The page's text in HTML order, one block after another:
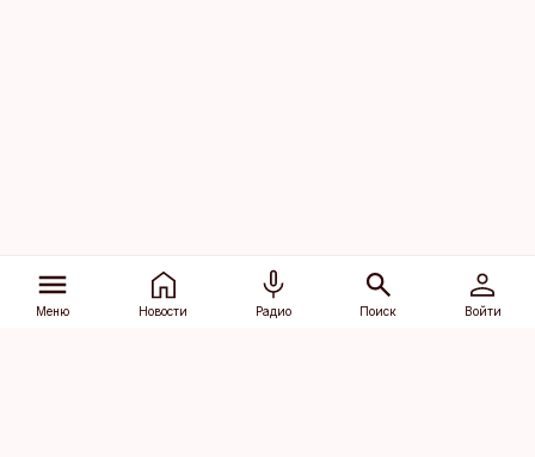
Меню Новости Радио Поиск Войти